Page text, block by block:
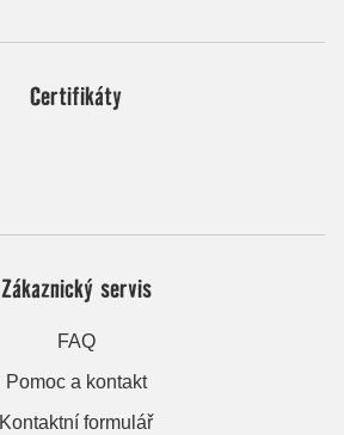
Certifikáty
Zákaznický servis
FAQ
Pomoc a kontakt
Kontaktní formulář